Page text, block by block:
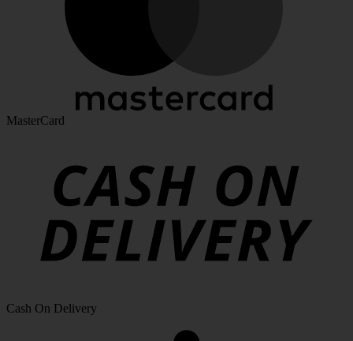
MasterCard
Cash On Delivery